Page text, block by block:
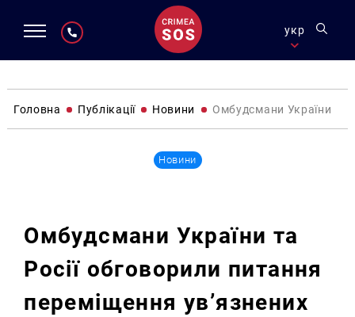
укр
Головна Публікації Новини Омбудсмани України та
Новини
Омбудсмани України та
Росії обговорили питання
переміщення ув’язнених